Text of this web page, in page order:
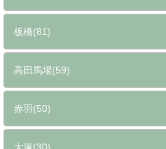
板橋(81)
高田馬場(59)
赤羽(50)